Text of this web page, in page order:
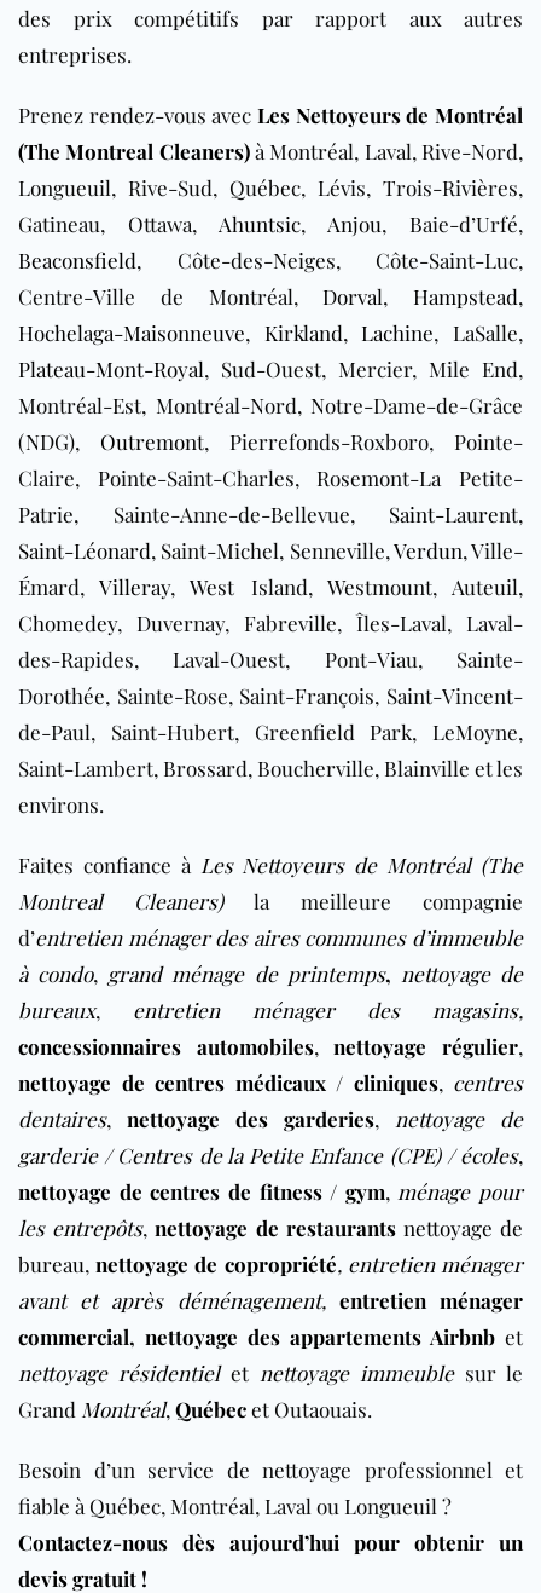
des prix compétitifs par rapport aux autres
entreprises.
Prenez rendez-vous avec Les Nettoyeurs de Montréal
(The Montreal Cleaners)à Montréal, Laval, Rive-Nord,
Longueuil, Rive-Sud, Québec, Lévis, Trois-Rivières,
Gatineau, Ottawa, Ahuntsic, Anjou, Baie-d’Urfé,
Beaconsfield, Côte-des-Neiges, Côte-Saint-Luc,
Centre-Ville de Montréal, Dorval, Hampstead,
Hochelaga-Maisonneuve, Kirkland, Lachine, LaSalle,
Plateau-Mont-Royal, Sud-Ouest, Mercier, Mile End,
Montréal-Est, Montréal-Nord, Notre-Dame-de-Grâce
(NDG), Outremont, Pierrefonds-Roxboro, Pointe-
Claire, Pointe-Saint-Charles, Rosemont-La Petite-
Patrie, Sainte-Anne-de-Bellevue, Saint-Laurent,
Saint-Léonard, Saint-Michel, Senneville,Verdun, Ville-
Émard,Villeray, West Island, Westmount, Auteuil,
Chomedey, Duvernay, Fabreville, Îles-Laval, Laval-
des-Rapides, Laval-Ouest, Pont-Viau, Sainte-
Dorothée, Sainte-Rose, Saint-François, Saint-Vincent-
de-Paul, Saint-Hubert, Greenfield Park, LeMoyne,
Saint-Lambert, Brossard, Boucherville, Blainville et les
environs.
Faites confiance à Les Nettoyeurs de Montréal (The
Montreal Cleaners)
la meilleure compagnie
d’entretien ménager des aires communes d’immeuble
à condo, grand ménage de printemps, nettoyage de
bureaux, entretien ménager des magasins,
concessionnaires automobiles, nettoyage régulier,
nettoyage de centres médicaux / cliniques, centres
dentaires, nettoyage des garderies, nettoyage de
garderie / Centres de la Petite Enfance (CPE) / écoles,
nettoyage de centres de fitness / gym, ménage pour
les entrepôts,nettoyage de restaurants nettoyage de
bureau,nettoyage de copropriété, entretien ménager
avant et après déménagement, entretien ménager
commercial, nettoyage des appartements Airbnb et
nettoyage résidentielet nettoyage immeublesur le
Grand Montréal,Québecet Outaouais.
Besoin d’un service de nettoyage professionnel et
fiable à Québec, Montréal, Laval ou Longueuil ?
Contactez-nous dès aujourd’hui pour obtenir un
devis gratuit !